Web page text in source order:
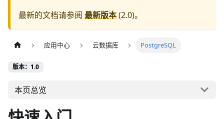
最新的文档请参阅 最新版本(2.0)。
应用中心 云数据库 PostgreSQL
版本：1.0
本页总览